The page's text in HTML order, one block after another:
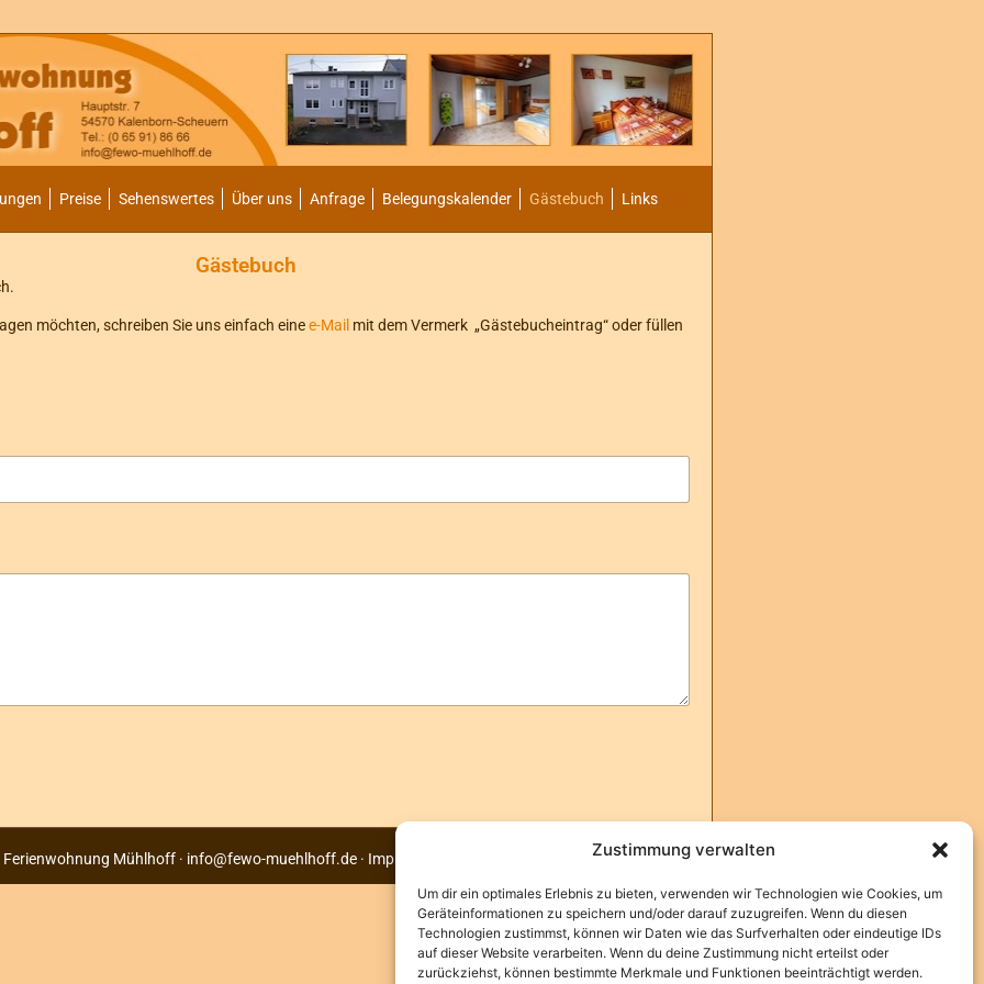
Zustimmung verwalten
Um dir ein optimales Erlebnis zu bieten, verwenden wir Technologien wie Cookies, um
Geräteinformationen zu speichern und/oder darauf zuzugreifen. Wenn du diesen
Technologien zustimmst, können wir Daten wie das Surfverhalten oder eindeutige IDs
auf dieser Website verarbeiten. Wenn du deine Zustimmung nicht erteilst oder
zurückziehst, können bestimmte Merkmale und Funktionen beeinträchtigt werden.
Preise Sehenswertes Über uns Anfrage Belegungskalender Gästebuch Links
Gästebuch
möchten, schreiben Sie uns einfach einee-Mail mit dem Vermerk „Gästebucheintrag“ oder füllen
Mühlhoff · info@fewo-muehlhoff.de · Impressum